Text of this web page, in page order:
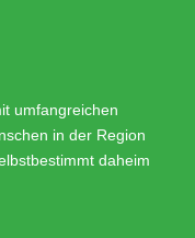
umfangreichen
in der Region
daheim